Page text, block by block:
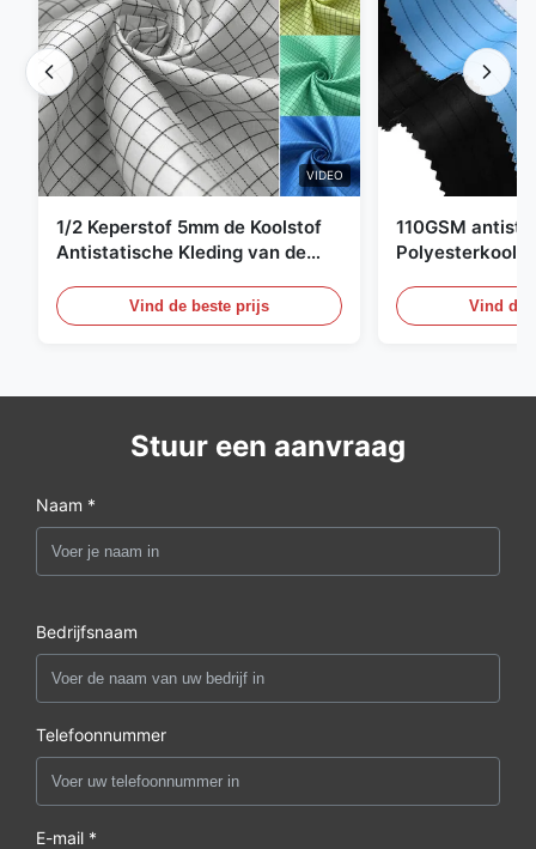
VIDEO
1/2 Keperstof 5mm de Koolstof
Antistatische Kleding van de
Vind de beste prijs
110GSM
Vind de
Stuur een aanvraag
Naam *
Bedrijfsnaam
Telefoonnummer
E-mail *